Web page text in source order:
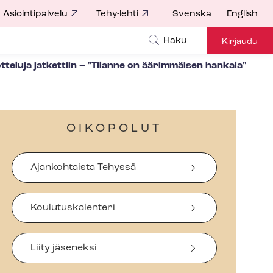
Asiointipalvelu Tehy-lehti Svenska English
Haku Kirjaudu
jatkettiin – "Tilanne on äärimmäisen hankala"
OIKOPOLUT
Ajankohtaista Tehyssä
Koulutuskalenteri
Liity jäseneksi